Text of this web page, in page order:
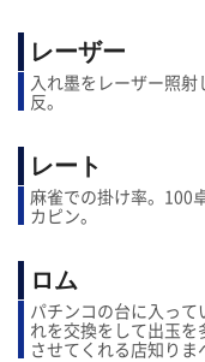
レーザー
入れ墨をレーザー照
反。
レート
麻雀での掛け率。100
カピン。
ロム
パチンコの台に入っ
れを交換をして出玉
させてくれる店知りま